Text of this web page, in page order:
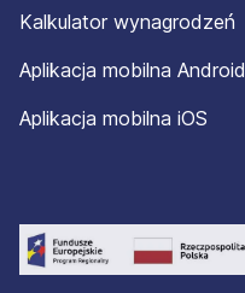
Kalkulator wynagrodzeń
Aplikacja mobilna Android
Aplikacja mobilna iOS